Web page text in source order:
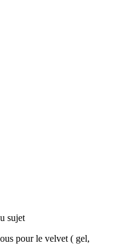
sujet
pour le velvet ( gel,